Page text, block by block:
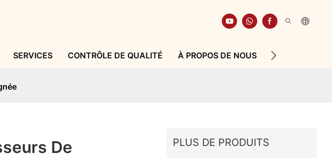
SERVICES CONTRÔLE DE QUALITÉ À PROPOS DE NOUS RESSOURCE
De
PLUS DE PRODUITS